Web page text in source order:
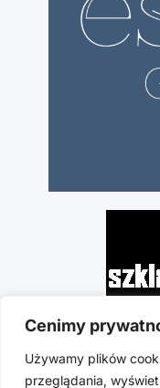
Cenimy
Używamy plików
przeglądania,